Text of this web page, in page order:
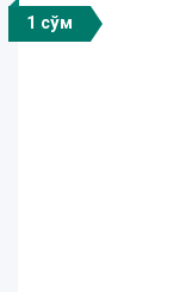
1 сўм